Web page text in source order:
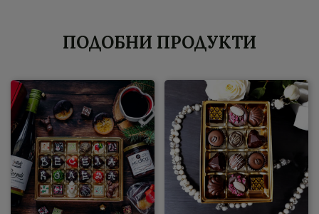
ПОДОБНИ ПРОДУКТИ